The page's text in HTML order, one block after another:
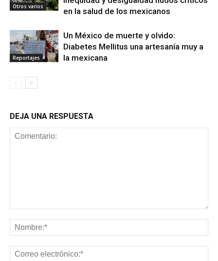
Otros varios
en la salud de los mexicanos
Reportajes
Un México de muerte y olvido:
Diabetes Mellitus una artesanía muy a
la mexicana
DEJA UNA RESPUESTA